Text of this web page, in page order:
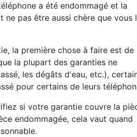
a été endommagé et la
pas être aussi chère que vous
la première chose à faire est de
la plupart des garanties ne
les dégâts d'eau, etc.),
pour certains de leurs
si votre garantie couvre la
endommagée, cela vaut quand